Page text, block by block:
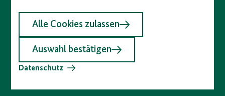
Alle Cookies zulassen
Auswahl bestätigen
Datenschutz